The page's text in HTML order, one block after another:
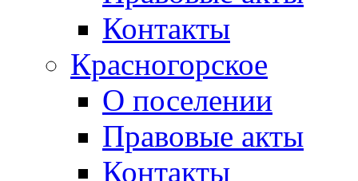
Контакты
Красногорское
О поселении
Правовые акты
Контакты